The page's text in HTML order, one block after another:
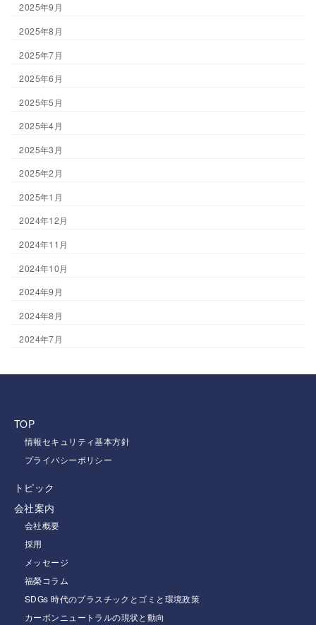
2025年9月
2025年8月
2025年7月
2025年6月
2025年5月
2025年4月
2025年3月
2025年2月
2025年1月
2024年12月
2024年11月
2024年10月
2024年9月
2024年8月
2024年7月
TOP
情報セキュリティ基本方針
プライバシーポリシー
トピック
会社案内
会社概要
採用
メッセージ
福榮コラム
SDGs 時代のプラスチックとゴミと環境政策
カーボンニュートラルの現状と動向